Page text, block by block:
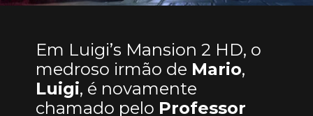
Em Luigi’s Mansion 2 HD, o
medroso irmão de Mario,
Luigi, é novamente
chamado pelo Professor